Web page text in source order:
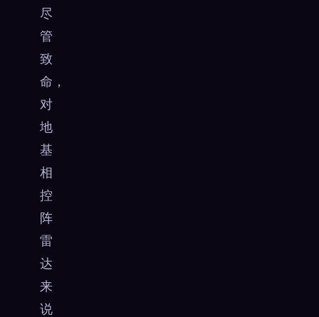
尽
管
致
命，
对
地
基
相
控
阵
雷
达
来
说